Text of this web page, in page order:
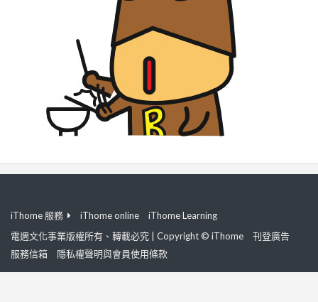
iThome 服務 iThome online
iThome Learning
電週文化事業版權所有、轉載必究 | Copyright © iThome
刊登廣告
服務信箱
隱私權聲明與會員使用條款